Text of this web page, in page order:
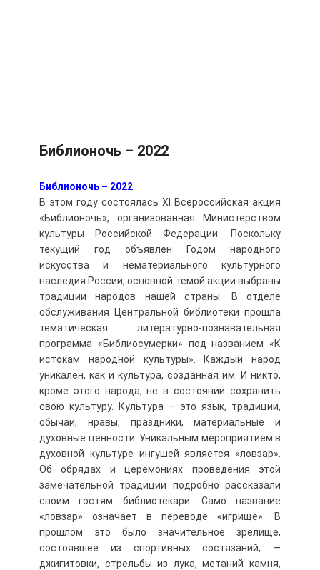
Библионочь – 2022
Библионочь – 2022
В этом году состоялась XI Всероссийская акция
«Библионочь», организованная Министерством
культуры Российской Федерации. Поскольку
текущий год объявлен Годом народного
искусства и нематериального культурного
наследия России, основной темой акции выбраны
традиции народов нашей страны. В отделе
обслуживания Центральной библиотеки прошла
тематическая литературно-познавательная
программа «Библиосумерки» под названием «К
истокам народной культуры». Каждый народ
уникален, как и культура, созданная им. И никто,
кроме этого народа, не в состоянии сохранить
свою культуру. Культура – это язык, традиции,
обычаи, нравы, праздники, материальные и
духовные ценности. Уникальным мероприятием в
духовной культуре ингушей является «ловзар».
Об обрядах и церемониях проведения этой
замечательной традиции подробно рассказали
своим гостям библиотекари. Само название
«ловзар» означает в переводе «игрище». В
прошлом это было значительное зрелище,
состоявшее из спортивных состязаний, —
джигитовки, стрельбы из лука, метаний камня,